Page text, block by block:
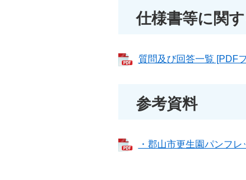
仕様書等に関
質問及び回答一覧 [PDF
参考資料
・郡山市更生園パンフ